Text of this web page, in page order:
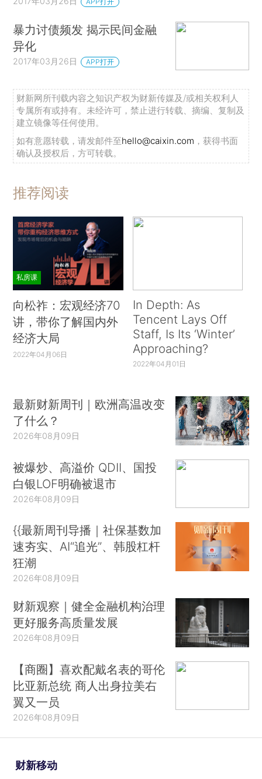
暴力讨债频发 揭示民间金融
异化
2017年03月26日 APP打开
财新网所刊载内容之知识产权为财新传媒及/或相关权利人
专属所有或持有。未经许可，禁止进行转载、摘编、复制及
建立镜像等任何使用。
如有意愿转载，请发邮件至hello@caixin.com ，获得书面
确认及授权后，方可转载。
推荐阅读
私房课
向松祚：宏观经济70
讲，带你了解国内外
经济大局
2022年04月06日
In Depth: As
Tencent Lays Off
Staff, Is Its ‘Winter’
Approaching?
2022年04月01日
最新财新周刊｜欧洲高温改变
了什么？
2026年08月09日
被爆炒、高溢价 QDII、国投
白银LOF明确被退市
2026年08月09日
{{最新周刊导播｜社保基数加
速夯实、AI“追光”、韩股杠杆
狂潮
2026年08月09日
财新观察｜健全金融机构治理
更好服务高质量发展
2026年08月09日
【商圈】喜欢配戴名表的哥伦
比亚新总统 商人出身拉美右
翼又一员
2026年08月09日
财新移动